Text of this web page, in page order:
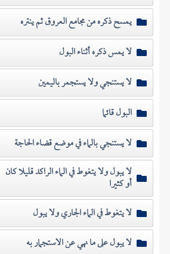
يمسح ذكره من مجامع العروق ثم ينتره
لا يمس ذكره أثناء البول
لا يستنجي ولا يستجمر باليمين
البول قائما
لا يستنجي بالماء في موضع قضاء الحاجة
لا يبول ولا يتغوط في الماء الراكد قليلا كان
أو كثيرا
لا يتغوط في الماء الجاري ولا يبول
لا يبول على ما نهي عن الاستجمار به